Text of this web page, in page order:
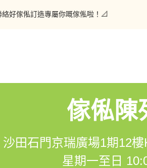
m.me/hohomehk/
好傢俬訂造專屬你嘅傢俬啦！📐
傢俬陳
沙田石門京瑞廣場1期12
星期一至日